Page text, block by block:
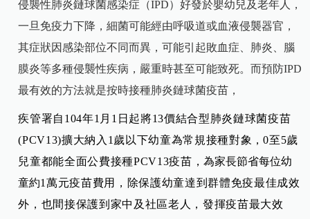
侵襲性肺炎鏈球菌感染症（IPD）好發於嬰幼兒及老年人，
一旦免疫力下降，細菌可能經由呼吸道或血液侵襲器官，
其症狀因感染部位不同而異，可能引起敗血症、肺炎、腦
膜炎等多種侵襲性疾病，嚴重時甚至可能致死。而預防IPD
最有效的方法就是按時接種肺炎鏈球菌疫苗，
疾管署自 104年1 月 1 日起將13價結合型肺炎鏈球菌疫苗
(PCV13)擴大納入 1 歲以下幼童為常規接種對象 ，0至5歲
兒童都能全面公費接種PCV13疫苗 ，為家長節省每位幼
童約1 萬元疫苗費用，除保護幼童達到群體免疫最佳成效
外，也間接保護到家中及社區老人，發揮疫苗最大效